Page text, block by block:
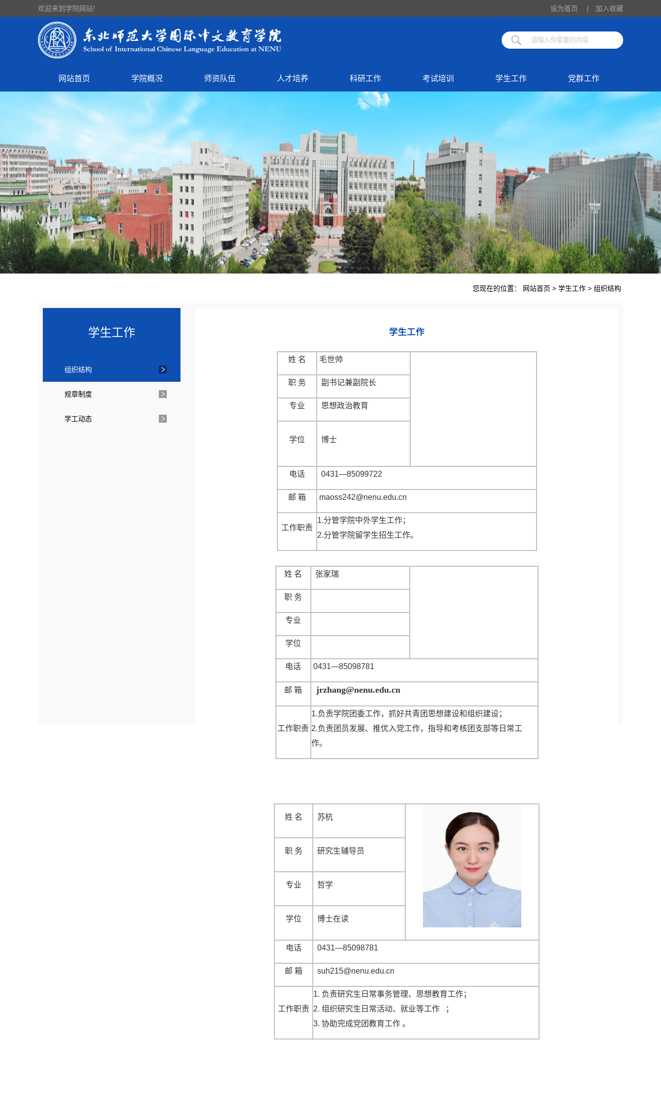
欢迎来到学院网站! 设为首页 | 加入收藏
网站首页 学院概况 师资队伍 人才培养 科研工作 考试培训 学生工作 党群工作
您现在的位置： 网站首页 > 学生工作 > 组织结构
学生工作
组织结构
规章制度
学工动态
学生工作
姓 名 毛世帅
职 务 副书记兼副院长
专业 思想政治教育
学位 博士
电话 0431—85099722
邮 箱 maoss242@nenu.edu.cn
工作职责
1.分管学院中外学生工作；
2.分管学院留学生招生工作。
姓 名 张家瑞
职 务
专业
学位
电话 0431—85098781
邮 箱 jrzhang@nenu.edu.cn
工作职责
1.负责学院团委工作，抓好共青团思想建设和组织建设；
2.负责团员发展、推优入党工作，指导和考核团支部等日常工
作。
姓 名 苏杭
职 务 研究生辅导员
专业 哲学
学位 博士在读
电话 0431—85098781
邮 箱 suh215@nenu.edu.cn
工作职责
1. 负责研究生日常事务管理、思想教育工作；
2. 组织研究生日常活动、就业等工作 ；
3. 协助完成党团教育工作 。